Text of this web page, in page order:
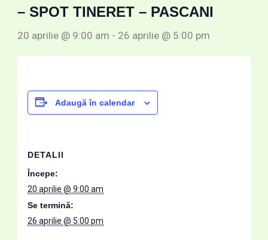
– SPOT TINERET – PASCANI
20 aprilie @ 9:00 am - 26 aprilie @ 5:00 pm
Adaugă în calendar
DETALII
Începe:
20 aprilie @ 9:00 am
Se termină:
26 aprilie @ 5:00 pm